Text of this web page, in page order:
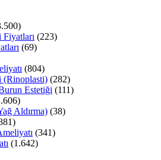
(223)
(69)
(804)
(Rinoplasti) (282)
Estetiği (111)
Aldırma) (38)
(341)
(1.642)